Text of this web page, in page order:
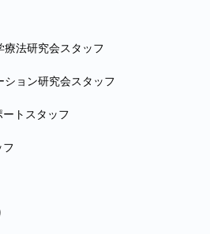
法研究会スタッフ
ョン研究会スタッフ
トスタッフ
フ